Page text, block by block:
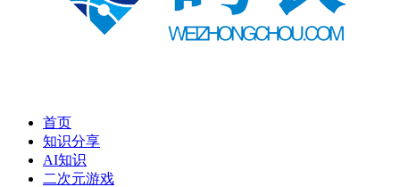
首页
知识分享
AI知识
二次元游戏